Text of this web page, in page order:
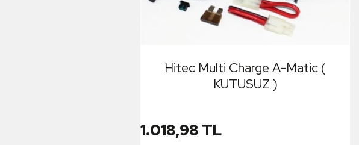
Hitec Multi Charge A-Matic (
KUTUSUZ )
1.018,98 TL